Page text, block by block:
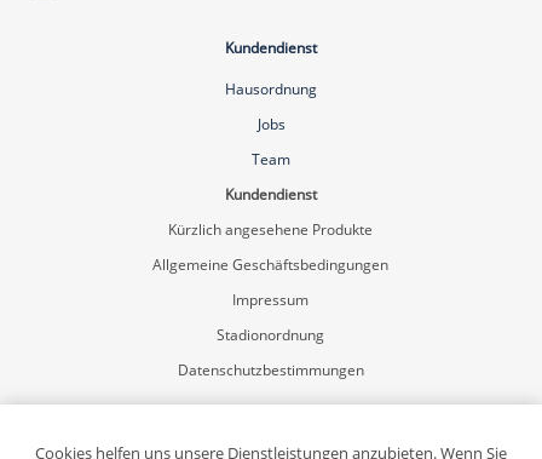
Kundendienst
Hausordnung
Jobs
Team
Kundendienst
Kürzlich angesehene Produkte
Allgemeine Geschäftsbedingungen
Impressum
Stadionordnung
Datenschutzbestimmungen
Mein Konto
Registrierung
Cookies helfen uns unsere Dienstleistungen anzubieten. Wenn Sie